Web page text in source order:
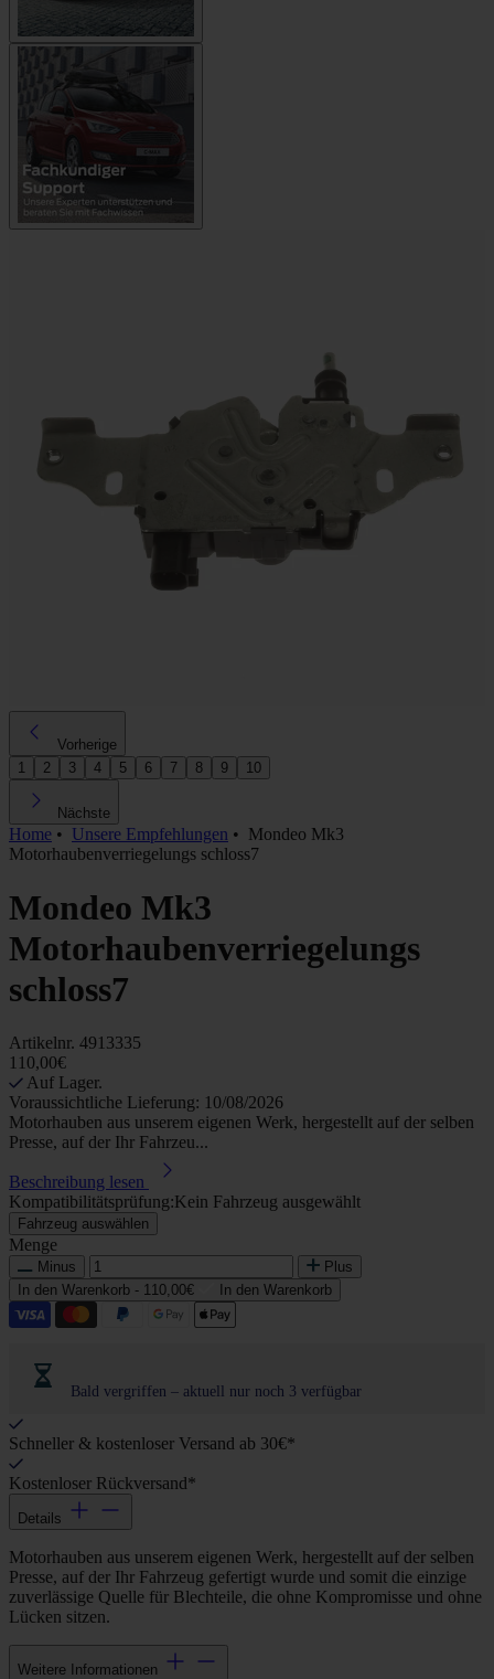
Vorherige
1
2 3 4 5 6 7 8 9 10
Nächste
Home • Unsere Empfehlungen • Mondeo Mk3
Motorhaubenverriegelungs schloss7
Mondeo Mk3
Motorhaubenverriegelungs
schloss7
Artikelnr. 4913335
110,00€
Auf Lager.
Voraussichtliche Lieferung: 10/08/2026
Motorhauben aus unserem eigenen Werk, hergestellt auf der selben
Presse, auf der Ihr Fahrzeu...
Beschreibung lesen
Kompatibilitätsprüfung:Kein Fahrzeug ausgewählt
Fahrzeug auswählen
Menge
Minus
Plus
In den Warenkorb - 110,00€ In den Warenkorb
Bald vergriffen – aktuell nur noch 3 verfügbar
Schneller & kostenloser Versand ab 30€*
Kostenloser Rückversand*
Details
Motorhauben aus unserem eigenen Werk, hergestellt auf der selben
Presse, auf der Ihr Fahrzeug gefertigt wurde und somit die einzige
zuverlässige Quelle für Blechteile, die ohne Kompromisse und ohne
Lücken sitzen.
Weitere Informationen